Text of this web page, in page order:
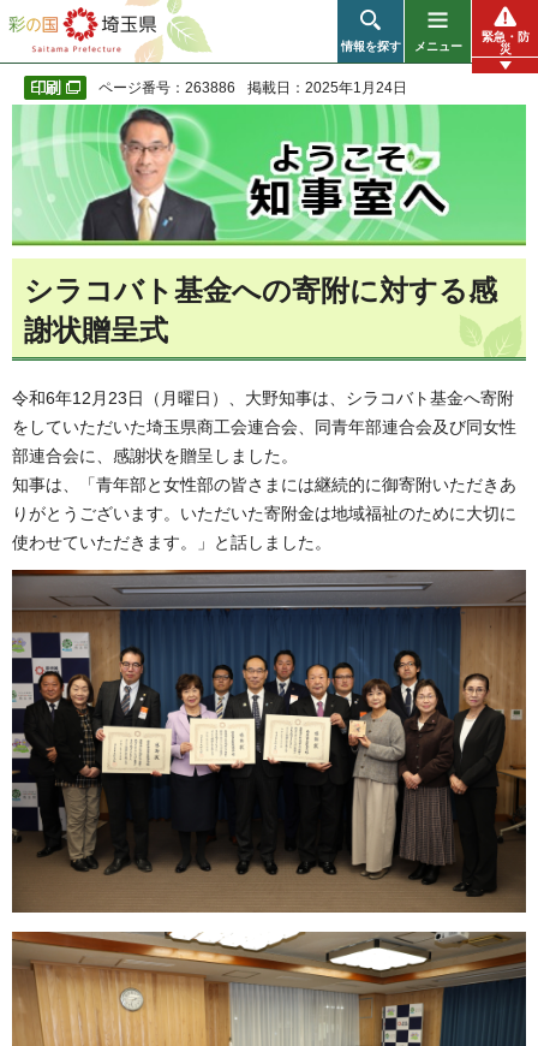
彩の国 埼玉県
情報を探す メニュー
緊急・防
災
ページ番号：263886 掲載日：2025年1月24日
シラコバト基金への寄附に対する感
謝状贈呈式
令和6年12月23日（月曜日）、大野知事は、シラコバト基金へ寄附
をしていただいた埼玉県商工会連合会、同青年部連合会及び同女性
部連合会に、感謝状を贈呈しました。
知事は、「青年部と女性部の皆さまには継続的に御寄附いただきあ
りがとうございます。いただいた寄附金は地域福祉のために大切に
使わせていただきます。」と話しました。